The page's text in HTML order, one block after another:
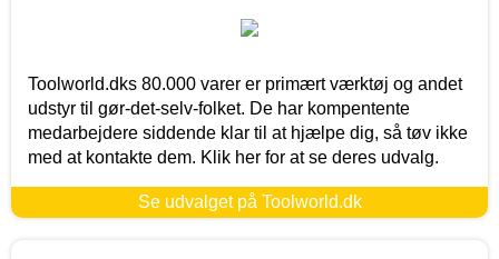
Toolworld.dks 80.000 varer er primært værktøj og andet
udstyr til gør-det-selv-folket. De har kompentente
medarbejdere siddende klar til at hjælpe dig, så tøv ikke
med at kontakte dem. Klik her for at se deres udvalg.
Se udvalget på Toolworld.dk